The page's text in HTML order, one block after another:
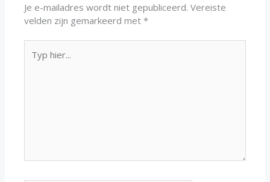
Je e-mailadres wordt niet gepubliceerd. Vereiste
velden zijn gemarkeerd met*
hier...